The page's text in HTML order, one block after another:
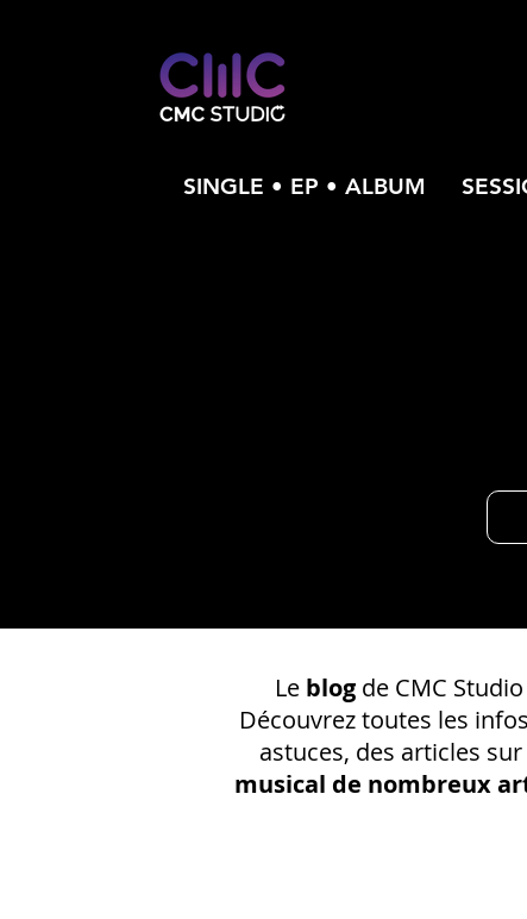
SINGLE • EP • ALBUM
Le blog de CMC
Découvrez toutes les
astuces, des articles
musical de nombreux